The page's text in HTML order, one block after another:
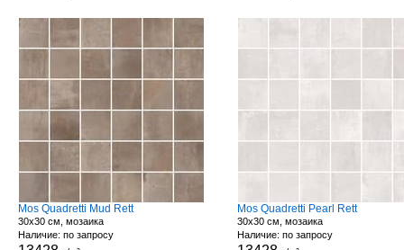
Mos Quadretti Mud Rett
30x30 см, мозаика
Наличие: по запросу
Mos Quadretti Pearl Rett
30x30 см, мозаика
Наличие: по запросу